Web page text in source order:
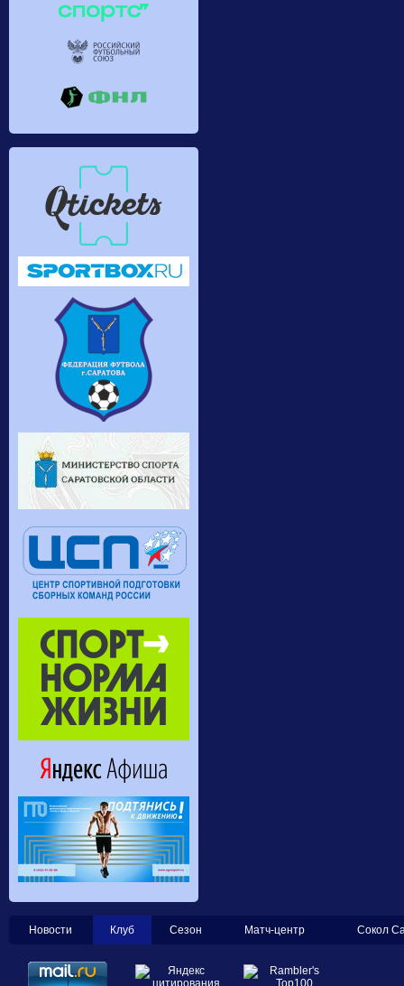
Новости Клуб Сезон Матч-центр Сокол